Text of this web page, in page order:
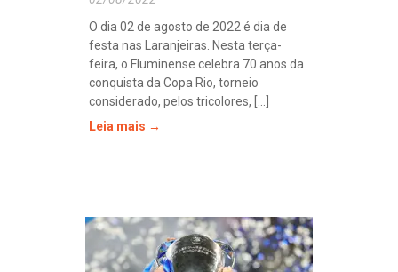
O dia 02 de agosto de 2022 é dia de
festa nas Laranjeiras. Nesta terça-
feira, o Fluminense celebra 70 anos da
conquista da Copa Rio, torneio
considerado, pelos tricolores, [...]
Leia mais →